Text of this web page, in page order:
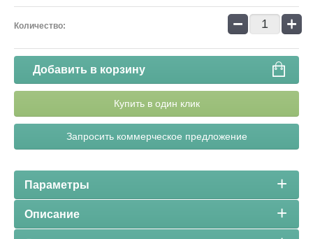
Количество: − +
Добавить в корзину
Купить в один клик
Запросить коммерческое предложение
Параметры
Описание